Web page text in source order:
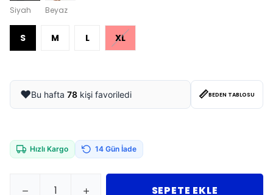
Siyah Beyaz
S M L XL
❤️Bu hafta 78 kişi favoriledi 📏BEDEN TABLOSU
Hızlı Kargo 14 Gün İade
SEPETE EKLE